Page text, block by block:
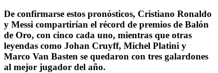
De confirmarse estos pronósticos, Cristiano Ronaldo
y Messi compartirían el récord de premios de Balón
de Oro, con cinco cada uno, mientras que otras
leyendas como Johan Cruyff, Michel Platini y
Marco Van Basten se quedaron con tres galardones
al mejor jugador del año.